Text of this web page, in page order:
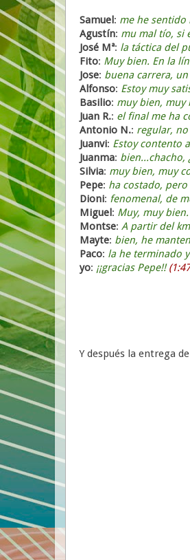
Samuel : me he sentido
Agustín: mu mal tío, si
José Mª: la táctica del
Fito: Muy bien. En la
Jose: buena carrera,
Alfonso: Estoy muy
Basilio: muy bien, muy
Juan R.: el final me ha
Antonio N.: regular,
Juanvi: Estoy contento
Juanma: bien...chacho,
Silvia: muy bien, muy
Pepe: ha costado,
Dioni: fenomenal, de
Miguel : Muy, muy bien.
Montse: A partir del
Mayte: bien, he
Paco: la he terminado
yo: ¡¡gracias Pepe!!
Y después la entrega